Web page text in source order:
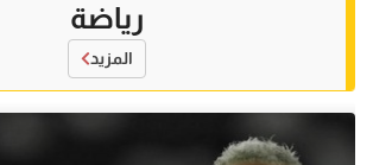
رياضة
المزيد